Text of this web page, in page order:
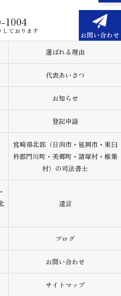
1004
ております
お問い合わせ
選ばれる理由
代表あいさつ
お知らせ
登記申請
宮崎県北部（日向市・延岡市・東臼
杵郡門川町・美郷町・諸塚村・椎葉
村）の司法書士
遺言
ブログ
お問い合わせ
サイトマップ